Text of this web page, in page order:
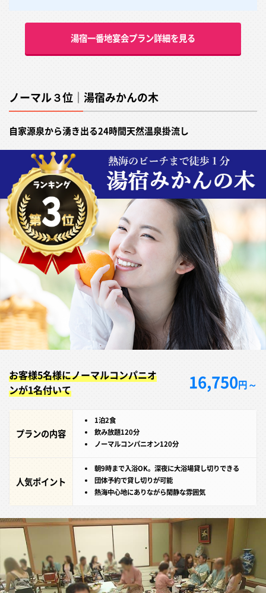
湯宿一番地宴会プラン詳細を見る
ノーマル３位｜湯宿みかんの木
自家源泉から湧き出る24時間天然温泉掛流し
お客様5名様にノーマルコンパニオ
ンが1名付いて
16,750円～
プランの内容
1泊2食
飲み放題120分
ノーマルコンパニオン120分
人気ポイント
朝9時まで入浴OK。深夜に大浴場貸し切りできる
団体予約で貸し切りが可能
熱海中心地にありながら閑静な雰囲気